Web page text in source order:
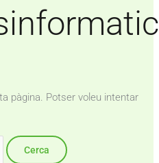
pàgina. Potser voleu intentar